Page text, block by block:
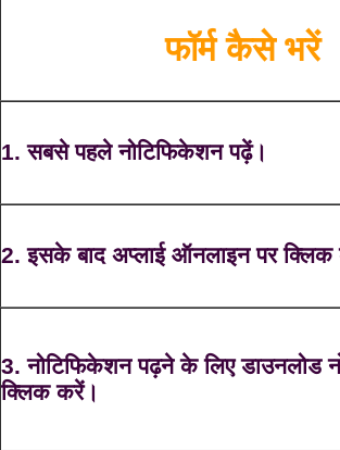
फॉर्म कैसे भरें
1. सबसे पहले नोटिफिकेशन पढ़ें।
2. इसके बाद अप्लाई ऑनलाइन पर
3. नोटिफिकेशन पढ़ने के लिए डाउनलोड
क्लिक करें।